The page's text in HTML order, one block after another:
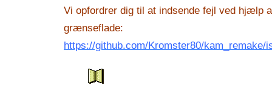
Vi opfordrer dig til at indsende fejl ved hjælp
grænseflade:
https://github.com/Kromster80/kam_remake/